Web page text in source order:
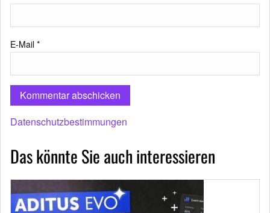
E-Mail *
Datenschutzbestimmungen
Das könnte Sie auch interessieren